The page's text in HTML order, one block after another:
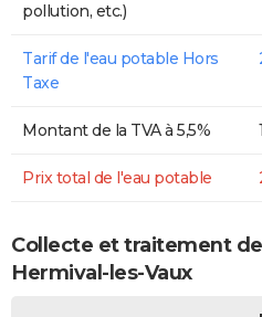
pollution, etc.)
Tarif de l'eau potable Hors
Taxe
Montant de la TVA à 5,5%
Prix total de l'eau potable
Collecte et traitement
Hermival-les-Vaux